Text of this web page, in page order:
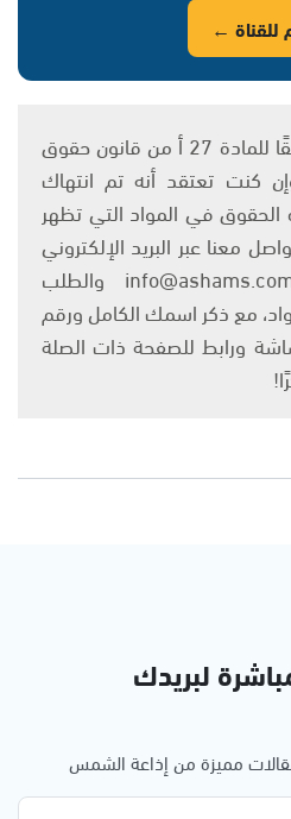
للقناة ←
يتم الاستخدام المواد وفقًا للمادة 27 أ من قانون حقوق
والنشر 2007، وإن كنت تعتقد أنه تم انتهاك
في المواد التي تظهر
معنا عبر البريد الإلكتروني
على العنوان التالي: info@ashams.com والطلب
مع ذكر اسمك الكامل ورقم
ورابط للصفحة ذات الصلة
لبريدك
مميزة من إذاعة الشمس